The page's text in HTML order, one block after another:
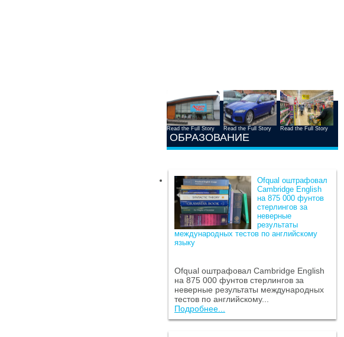
Read the Full Story Read the Full Story Read the Full Story
ОБРАЗОВАНИЕ
Ofqual оштрафовал
Cambridge English
на 875 000 фунтов
стерлингов за
неверные
результаты
международных тестов по английскому
языку
Ofqual оштрафовал Cambridge English
на 875 000 фунтов стерлингов за
неверные результаты международных
тестов по английскому...
Подробнее...